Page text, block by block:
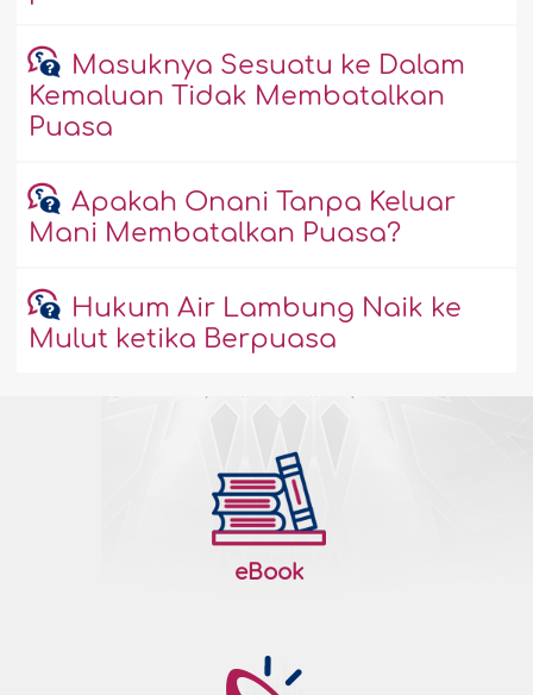
Masuknya Sesuatu ke Dalam
Kemaluan Tidak Membatalkan
Puasa
Apakah Onani Tanpa Keluar
Mani Membatalkan Puasa?
Hukum Air Lambung Naik ke
Mulut ketika Berpuasa
eBook